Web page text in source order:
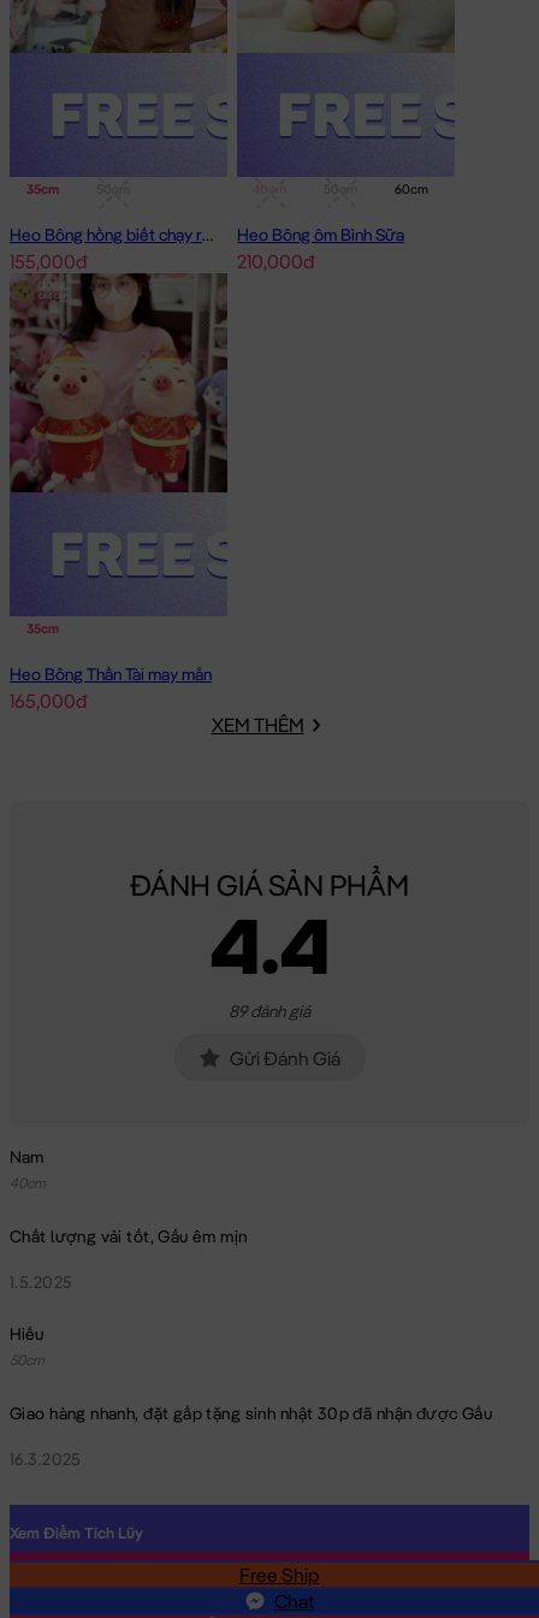
35cm
Heo Bông hồng biết chạy running
155,000đ
60cm
Heo Bông ôm Bình Sữa
210,000đ
35cm
Heo Bông Thần Tài may mắn
165,000đ
XEM THÊM
ĐÁNH GIÁ SẢN PHẨM
4.4
89 đánh giá
Gửi Đánh Giá
Nam
40cm
Chất lượng vải tốt, Gấu êm mịn
1.5.2025
Hiếu
50cm
Giao hàng nhanh, đặt gấp tặng sinh nhật 30p đã nhận được Gấu
16.3.2025
Free Ship
Chat
Xem Điểm Tích Lũy